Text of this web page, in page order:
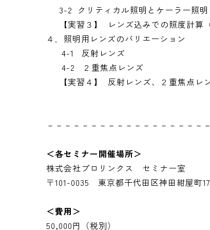
3-2 クリティカル照明とケーラー照明
【実習３】 レンズ込みでの照度計算（
４．照明用レンズのバリエーション
4-1 反射レンズ
4-2 ２重焦点レンズ
【実習４】 反射レンズ、２重焦点レ
－－－－－－－－－－－－－－－－－－－
＜各セミナー開催場所＞
株式会社プロリンクス セミナー室
〒101-0035 東京都千代田区神田紺屋町
＜費用＞
50,000円（税別）